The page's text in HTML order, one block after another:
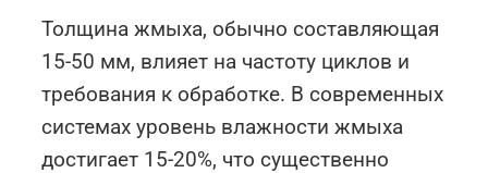
Толщина жмыха, обычно составляющая
15-50 мм, влияет на частоту циклов и
требования к обработке. В современных
системах уровень влажности жмыха
достигает 15-20%, что существенно